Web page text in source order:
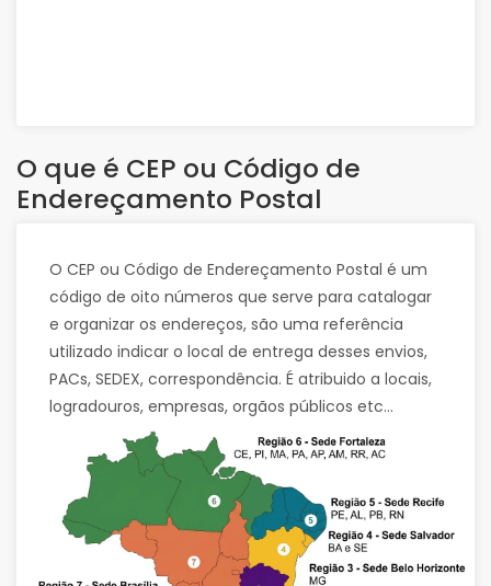
O que é CEP ou Código de
Endereçamento Postal
O CEP ou Código de Endereçamento Postal é um
código de oito números que serve para catalogar
e organizar os endereços, são uma referência
utilizado indicar o local de entrega desses envios,
PACs, SEDEX, correspondência. É atribuido a locais,
logradouros, empresas, orgãos públicos etc...